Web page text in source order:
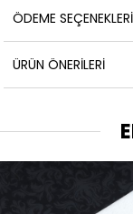
ÖDEME SEÇENEKLERI
ÜRÜN ÖNERILERI